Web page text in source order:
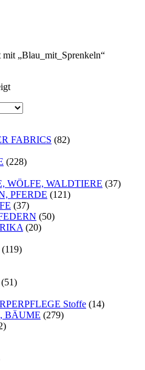
„Blau_mit_Sprenkeln“
FABRICS (82)
(228)
WÖLFE, WALDTIERE (37)
PFERDE (121)
(37)
(50)
(20)
(119)
(51)
Stoffe (14)
BÄUME (279)